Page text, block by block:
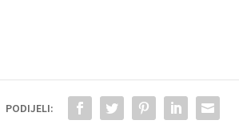
PODIJELI: